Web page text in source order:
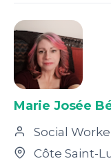
Marie Josée
Social
Côte Saint-